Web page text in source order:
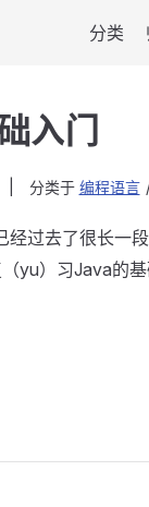
分类
入门
分类于 编程语言
经过去了很长一
yu）习Java的